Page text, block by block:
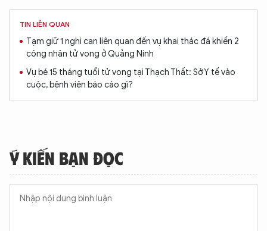
TIN LIÊN QUAN
Tạm giữ 1 nghi can liên quan đến vụ khai thác đá khiến 2
công nhân tử vong ở Quảng Ninh
Vụ bé 15 tháng tuổi tử vong tại Thạch Thất: Sở Y tế vào
cuộc, bệnh viện báo cáo gì?
Ý KIẾN BẠN ĐỌC